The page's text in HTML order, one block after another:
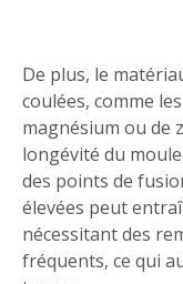
De plus, le
coulées, comme
magnésium ou de
longévité du
des points de
élevées peut
nécessitant des
fréquents, ce qui